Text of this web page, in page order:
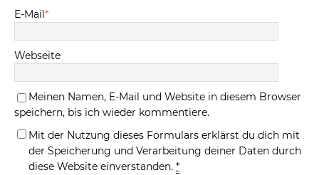
E-Mail*
Webseite
Meinen Namen, E-Mail und Website in diesem Browser
speichern, bis ich wieder kommentiere.
Mit der Nutzung dieses Formulars erklärst du dich mit
der Speicherung und Verarbeitung deiner Daten durch
diese Website einverstanden. *